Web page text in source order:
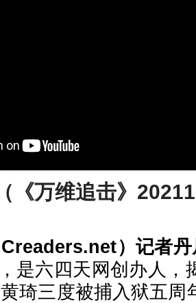
（《万维追击》
）记者
是六四天网创办人，
琦三度被捕入狱五周